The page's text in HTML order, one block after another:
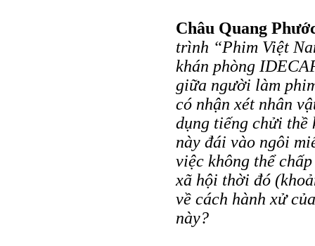
Châu Quang
trình “Phim Việt
khán phòng
giữa người làm
có nhận xét nhân
dụng tiếng chửi thề
này đái vào ngôi
việc không thể
xã hội thời đó
về cách hành xử
này?